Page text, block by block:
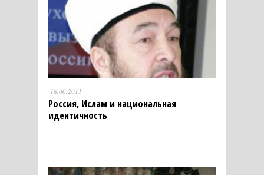
18.06.2011
Россия, Ислам и национальная
идентичность